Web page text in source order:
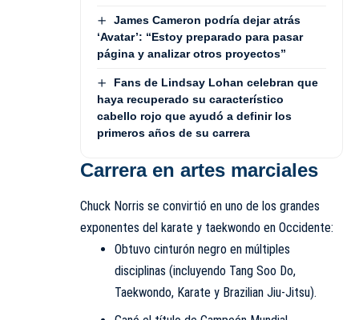
James Cameron podría dejar atrás
‘Avatar’: “Estoy preparado para pasar
página y analizar otros proyectos”
Fans de Lindsay Lohan celebran que
haya recuperado su característico
cabello rojo que ayudó a definir los
primeros años de su carrera
Carrera en artes marciales
Chuck Norris se convirtió en uno de los grandes
exponentes del karate y taekwondo en Occidente:
Obtuvo cinturón negro en múltiples
disciplinas (incluyendo Tang Soo Do,
Taekwondo, Karate y Brazilian Jiu-Jitsu).